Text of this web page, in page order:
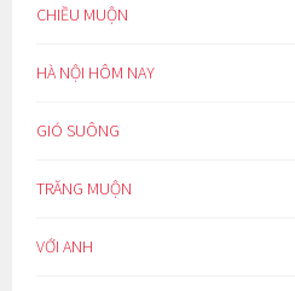
CHIỀU MUỘN
HÀ NỘI HÔM NAY
GIÓ SUÔNG
TRĂNG MUỘN
VỚI ANH